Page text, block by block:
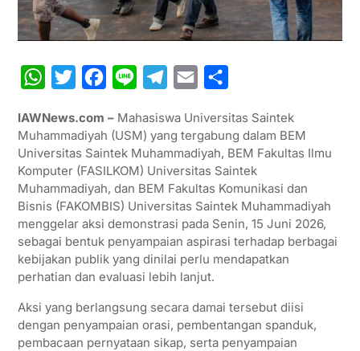
W
a
t
s
A
p
p
i
t
t
e
r
c
e
b
o
o
k
n
e
l
e
g
r
a
m
a
i
l
a
r
e
IAWNews.com –Mahasiswa Universitas Saintek
Muhammadiyah (USM) yang tergabung dalam BEM
Universitas Saintek Muhammadiyah, BEM Fakultas Ilmu
Komputer (FASILKOM) Universitas Saintek
Muhammadiyah, dan BEM Fakultas Komunikasi dan
Bisnis (FAKOMBIS) Universitas Saintek Muhammadiyah
menggelar aksi demonstrasi pada Senin, 15 Juni 2026,
sebagai bentuk penyampaian aspirasi terhadap berbagai
kebijakan publik yang dinilai perlu mendapatkan
perhatian dan evaluasi lebih lanjut.
Aksi yang berlangsung secara damai tersebut diisi
dengan penyampaian orasi, pembentangan spanduk,
pembacaan pernyataan sikap, serta penyampaian